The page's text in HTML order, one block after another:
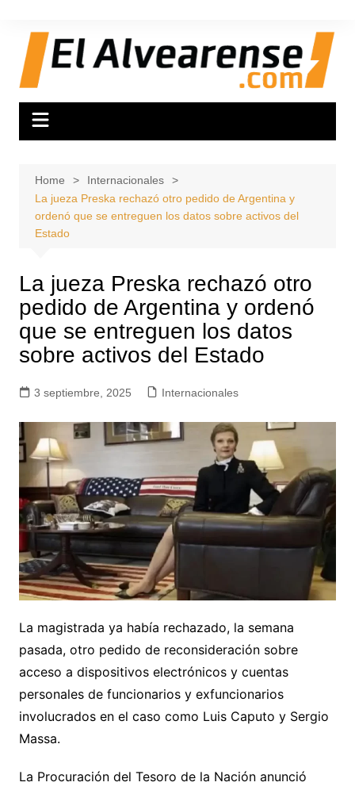
content
Home
Internacionales
La jueza Preska rechazó otro pedido de Argentina y
ordenó que se entreguen los datos sobre activos del
Estado
La jueza Preska rechazó otro
pedido de Argentina y ordenó
que se entreguen los datos
sobre activos del Estado
3 septiembre, 2025 Internacionales
La magistrada ya había rechazado, la semana
pasada, otro pedido de reconsideración sobre
acceso a dispositivos electrónicos y cuentas
personales de funcionarios y exfuncionarios
involucrados en el caso como Luis Caputo y Sergio
Massa.
La Procuración del Tesoro de la Nación anunció